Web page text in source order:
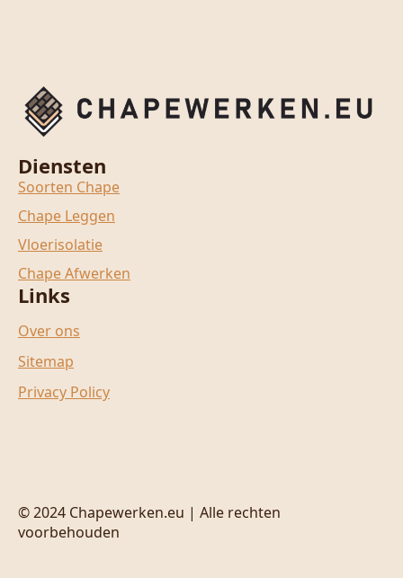
Diensten
Soorten Chape
Chape Leggen
Vloerisolatie
Chape Afwerken
Links
Over ons
Sitemap
Privacy Policy
© 2024 Chapewerken.eu | Alle rechten
voorbehouden